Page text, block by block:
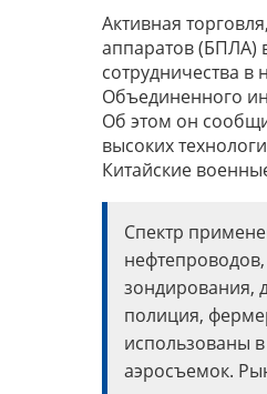
Активная
аппаратов (БПЛА)
сотрудничества в
Объединенного
Об этом он
высоких
Китайские
Спектр
зондирования,
полиция,
использованы
аэросъемок.